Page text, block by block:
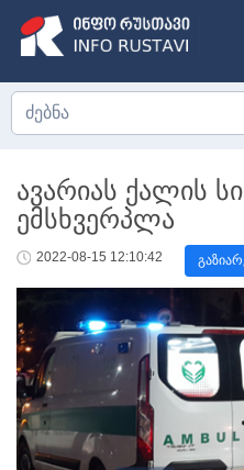
ავარიას ქალის
ემსხვერპლა
2022-08-15 12:10:42